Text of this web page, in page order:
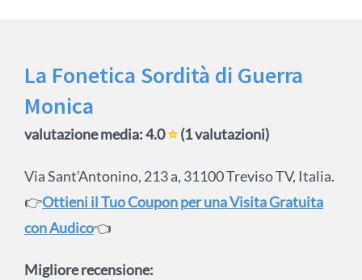
La Fonetica Sordità di Guerra
Monica
valutazione media: 4.0⭐(1 valutazioni)
Via Sant’Antonino, 213 a, 31100 Treviso TV, Italia.
👉Ottieni il Tuo Coupon per una Visita Gratuita
con Audico👈
Migliore recensione: